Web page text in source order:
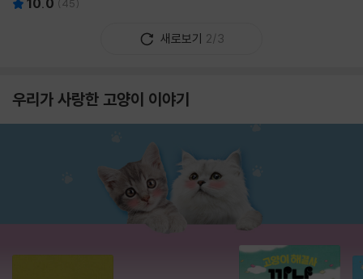
10.0 (45)
새로보기 2/3
우리가 사랑한 고양이 이야기